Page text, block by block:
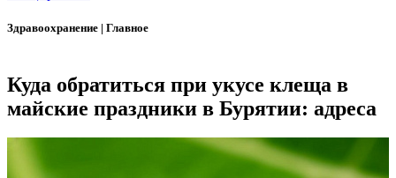
Здравоохранение | Главное
Куда обратиться при укусе клеща в
майские праздники в Бурятии: адреса